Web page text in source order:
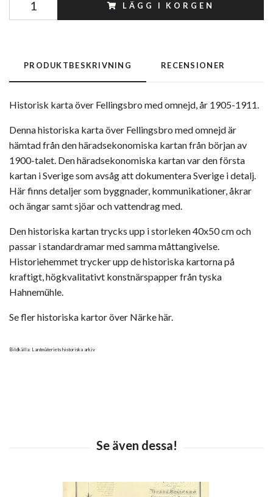
LÄGG I KORGEN
PRODUKTBESKRIVNING RECENSIONER
Historisk karta över Fellingsbro med omnejd, år 1905-1911.
Denna historiska karta över Fellingsbro med omnejd är
hämtad från den häradsekonomiska kartan från början av
1900-talet. Den häradsekonomiska kartan var den första
kartan i Sverige som avsåg att dokumentera Sverige i detalj.
Här finns detaljer som byggnader, kommunikationer, åkrar
och ängar samt sjöar och vattendrag med.
Den historiska kartan trycks upp i storleken 40x50 cm och
passar i standardramar med samma måttangivelse.
Historiehemmet trycker upp de historiska kartorna på
kraftigt, högkvalitativt konstnärspapper från tyska
Hahnemühle.
Se fler historiska kartor över Närke här.
Bildkälla: Lantmäteriets historiska arkiv